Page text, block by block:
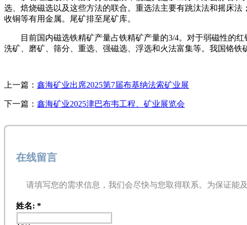
选、焙烧磁选以及这些方法的联合。重选法主要有跳汰法和摇床
收铜等有用金属。尾矿排至尾矿库。
目前国内磁选铁精矿产量占铁精矿产量的3/4。对于弱磁性的
洗矿、磨矿、筛分、重选、强磁选、浮选和火法富集等。我国铬铁
上一篇： 鑫海矿业出席2025第7届布基纳法索矿业展
下一篇： 鑫海矿业2025津巴布韦工程、矿业展览会
在线留言
请填写您的需求信息，我们会尽快与您取得联系。为保证能
姓名: *